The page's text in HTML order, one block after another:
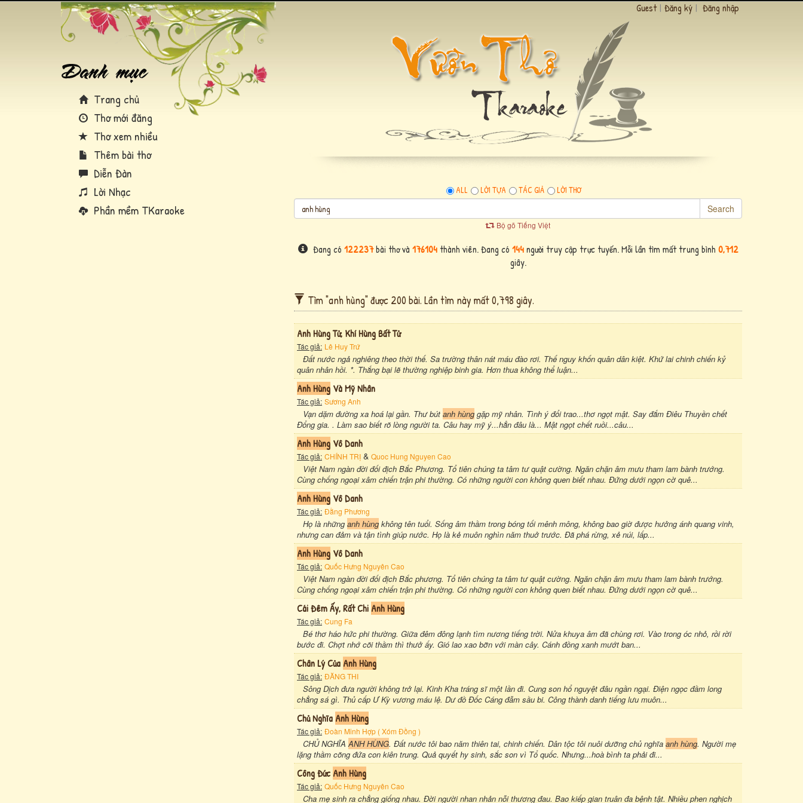
Trang chủ
Thơ mới đăng
Thơ xem nhiều
Thêm bài thơ
Diễn Đàn
Lời Nhạc
Phần mềm TKaraoke
Guest | Đăng ký | Đăng nhập
ALL LỜI TỰA TÁC GIẢ LỜI THƠ
Search
Bộ gõ Tiếng Việt
Đang có 122237bài thơ và 176104thành viên. Đang có 144người truy cập trực tuyến. Mỗi lần tìm mất trung bình 0,712
giây.
Tìm "anh hùng" được 200 bài. Lần tìm này mất 0,798 giây.
Anh Hùng Tử, Khí Hùng Bất Tử
Tác giả: Lê Huy Trứ
Đất nước ngả nghiêng theo thời thế. Sa trường thân nát máu đào rơi. Thế nguy khốn quân dân kiệt. Khứ lai chinh chiến kỷ
quân nhân hồi. *. Thắng bại lẽ thường nghiệp binh gia. Hơn thua không thể luận...
Anh Hùng Và Mỹ Nhân
Tác giả: Sương Anh
Vạn dặm đường xa hoá lại gần. Thư bút anh hùng gặp mỹ nhân. Tình ý đổi trao...thơ ngọt mật. Say đắm Điêu Thuyền chết
Đổng gia. . Làm sao biết rõ lòng người ta. Câu hay mỹ ý...hẳn đâu là... Mật ngọt chết ruồi...câu...
Anh Hùng Vô Danh
Tác giả: CHÍNH TRỊ & Quoc Hung Nguyen Cao
Việt Nam ngàn đời đối địch Bắc Phương. Tổ tiên chúng ta tâm tư quật cường. Ngăn chặn âm mưu tham lam bành trướng.
Cùng chống ngoại xâm chiến trận phi thường. Có những người con không quen biết nhau. Đứng dưới ngọn cờ quê...
Anh Hùng Vô Danh
Tác giả: Đằng Phương
Họ là những anh hùng không tên tuổi. Sống âm thầm trong bóng tối mênh mông, không bao giờ được hưởng ánh quang vinh,
nhưng can đảm và tận tình giúp nước. Họ là kẻ muôn nghìn năm thuở trước. Đã phá rừng, xẻ núi, lấp...
Anh Hùng Vô Danh
Tác giả: Quốc Hưng Nguyên Cao
Việt Nam ngàn đời đối địch Bắc phương. Tổ tiên chúng ta tâm tư quật cường. Ngăn chặn âm mưu tham lam bành trướng.
Cùng chống ngoại xâm chiến trận phi thường. Có những người con không quen biết nhau. Đứng dưới ngọn cờ quê...
Cái Đêm Ấy, Rất Chi Anh Hùng
Tác giả: Cung Fa
Bé thơ háo hức phi thường. Giữa đêm đông lạnh tìm nương tiếng trời. Nửa khuya âm đã chùng rơi. Vào trong óc nhỏ, rồi rời
bước đi. Chợt nhớ cõi thầm thì thưở ấy. Gió lao xao bỡn với màn cây. Cánh đồng xanh mướt ban...
Chân Lý Của Anh Hùng
Tác giả: ĐĂNG THI
Sông Dịch đưa người không trở lại. Kinh Kha tráng sĩ một lần đi. Cung son hổ nguyệt đâu ngần ngại. Điện ngọc đầm long
chẳng sá gì. Thủ cấp Ư Kỳ vương máu lệ. Dư đồ Đốc Cáng đẫm sầu bi. Công thành danh tiếng lưu muôn...
Chủ Nghĩa Anh Hùng
Tác giả: Đoàn Minh Hợp ( Xóm Đồng )
CHỦ NGHĨAANH HÙNG. Đất nước tôi bao năm thiên tai, chinh chiến. Dân tộc tôi nuôi dưỡng chủ nghĩa anh hùng. Người mẹ
lặng thầm cõng đứa con kiên trung. Quả quyết hy sinh, sắc son vì Tổ quốc. Nhưng...hoà bình ta phải đi...
Công Đức Anh Hùng
Tác giả: Quốc Hưng Nguyên Cao
Cha mẹ sinh ra chẳng giống nhau. Đời người nhan nhản nỗi thương đau. Bao kiếp gian truân đa bệnh tật. Nhiều phen nghịch